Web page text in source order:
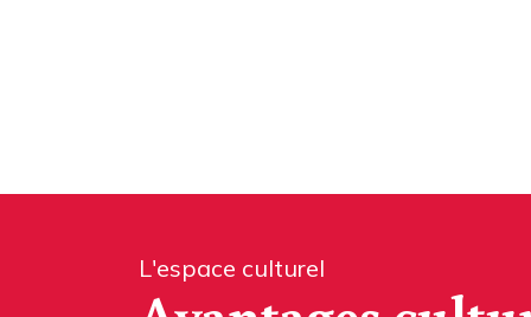
L'espace culturel